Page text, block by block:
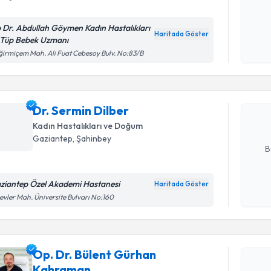
Dr. Abdullah Göymen Kadın Hastalıkları
Bebek Uzmanı
Haritada Göster
Mah. Ali Fuat Cebesoy Bulv. No:83/B
Dr. Sermin Dilber
Kadın Hastalıkları ve Doğum
Gaziantep, Şahinbey
Özel Akademi Hastanesi Haritada Göster
Mah. Üniversite Bulvarı No:160
Op. Dr. Bülent Gürhan
Randevu